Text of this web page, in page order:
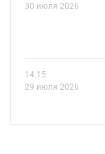
30 июля 2026
14.15
29 июля 2026